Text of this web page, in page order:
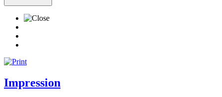
Impression